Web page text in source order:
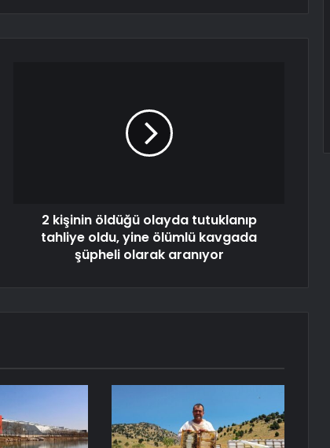
2 kişinin öldüğü olayda tutuklanıp
tahliye oldu, yine ölümlü kavgada
şüpheli olarak aranıyor